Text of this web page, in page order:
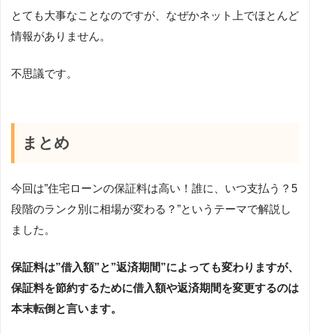
とても大事なことなのですが、なぜかネット上でほとんど
情報がありません。
不思議です。
まとめ
今回は”住宅ローンの保証料は高い！誰に、いつ支払う？5
段階のランク別に相場が変わる？”というテーマで解説し
ました。
保証料は”借入額”と”返済期間”によっても変わりますが、
保証料を節約するために借入額や返済期間を変更するのは
本末転倒と言います。